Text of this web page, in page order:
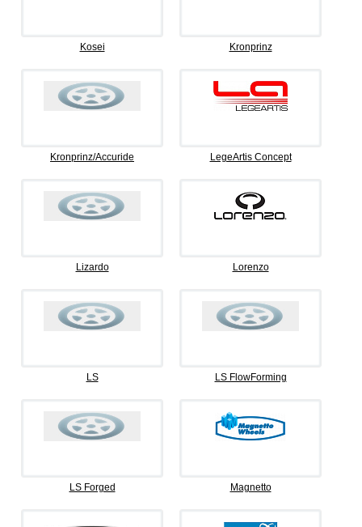
Kosei Kronprinz
Kronprinz/Accuride LegeArtis Concept
Lizardo Lorenzo
LS LS FlowForming
LS Forged Magnetto